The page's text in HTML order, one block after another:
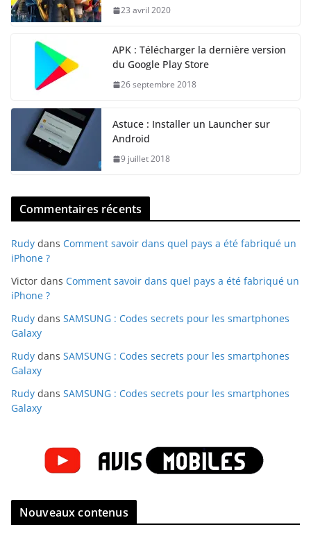
23 avril 2020
APK : Télécharger la dernière version
du Google Play Store
26 septembre 2018
Astuce : Installer un Launcher sur
Android
9 juillet 2018
Commentaires récents
Rudy dans Comment savoir dans quel pays a été fabriqué un
iPhone ?
Victor dans Comment savoir dans quel pays a été fabriqué un
iPhone ?
Rudy dans SAMSUNG : Codes secrets pour les smartphones
Galaxy
Rudy dans SAMSUNG : Codes secrets pour les smartphones
Galaxy
Rudy dans SAMSUNG : Codes secrets pour les smartphones
Galaxy
Nouveaux contenus